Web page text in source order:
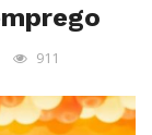
911